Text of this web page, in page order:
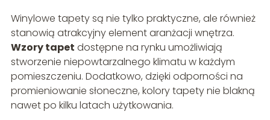
Winylowe tapety są nie tylko praktyczne, ale również
stanowią atrakcyjny element aranżacji wnętrza.
Wzory tapet dostępne na rynku umożliwiają
stworzenie niepowtarzalnego klimatu w każdym
pomieszczeniu. Dodatkowo, dzięki odporności na
promieniowanie słoneczne, kolory tapety nie blakną
nawet po kilku latach użytkowania.